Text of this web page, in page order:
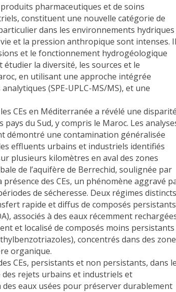
pharmaceutiques et de soins
constituent une nouvelle catégorie de
dans les environnements hydriques
et la pression anthropique sont intenses. Il
et le fonctionnement hydrogéologique
la diversité, les sources et le
en utilisant une approche intégrée
(SPE-UPLC-MS/MS), et une
CEs en Méditerranée a révélé une
du Sud, y compris le Maroc. Les
démontré une contamination généralisée
effluents urbains et industriels identifiés
plusieurs kilomètres en aval des zones
de l’aquifère de Berrechid, soulignée par
des CEs, un phénomène aggravé
de sécheresse. Deux régimes distincts
rapide et diffus de composés persistants
associés à des eaux récemment
et localisé de composés moins
concentrés dans des
organique.
CEs, persistants et non persistants, dans
rejets urbains et industriels et
eaux usées pour préserver durablement